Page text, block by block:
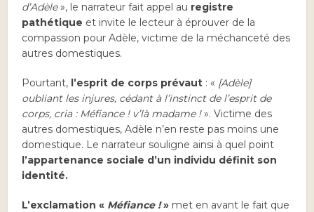
d’Adèle», le narrateur fait appel au registre
pathétique et invite le lecteur à éprouver de la
compassion pour Adèle, victime de la méchanceté des
autres domestiques.
Pourtant, l’esprit de corps prévaut : « [Adèle]
oubliant les injures, cédant à l’instinct de l’esprit de
corps, cria : Méfiance ! v’là madame !». Victime des
autres domestiques, Adèle n’en reste pas moins une
domestique. Le narrateur souligne ainsi à quel point
l’appartenance sociale d’un individu définit son
identité.
L’exclamation « Méfiance !» met en avant le fait que